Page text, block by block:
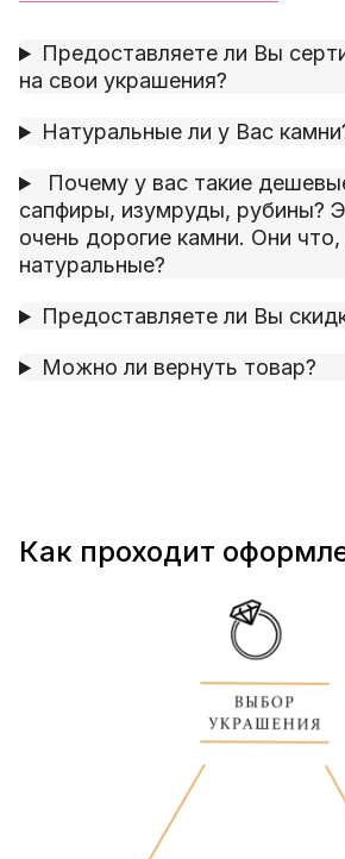
Предоставляете ли Вы
на свои украшения?
Натуральные ли у Вас
Почему у вас такие
сапфиры, изумруды, рубины?
очень дорогие камни. Они что,
натуральные?
Предоставляете ли Вы
Можно ли вернуть товар?
Как проходит